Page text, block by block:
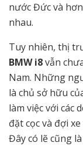
nước Đức và
nhau.
Tuy nhiên, thị
BMW i8vẫn
Nam. Những
là chủ sở hữu
làm việc với các
đặt cọc và đợi
Đây có lẽ cũng